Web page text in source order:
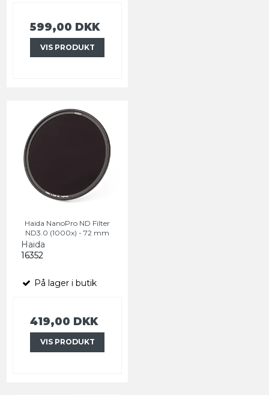
599,00 DKK
VIS PRODUKT
Haida NanoPro ND Filter
ND3.0 (1000x) - 72 mm
Haida
16352
På lager i butik
419,00 DKK
VIS PRODUKT